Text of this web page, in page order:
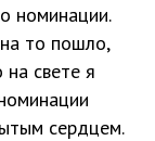
номинации.
то пошло,
на свете я
сердцем.